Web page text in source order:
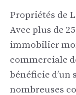
Propriétés de
Avec plus de
immobilier
commerciale
bénéficie d’un
nombreuses